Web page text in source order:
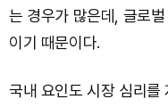
는 경우가 많은데, 글로
이기 때문이다.
국내 요인도 시장 심리를